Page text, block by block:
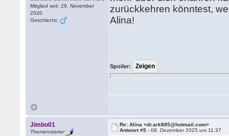
Mitglied seit: 29. November
2020
Geschlecht:
zurückkehren könntest,
Alina!
Spoiler:
Jimbo01
Themenstarter
Re: Alina <dr.ark885@hotmail.com>
Antwort #5 -08. Dezember 2025 um 11:37